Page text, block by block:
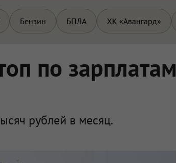
Бензин БПЛА ХК «Авангард»
по зарплатам
рублей в месяц.